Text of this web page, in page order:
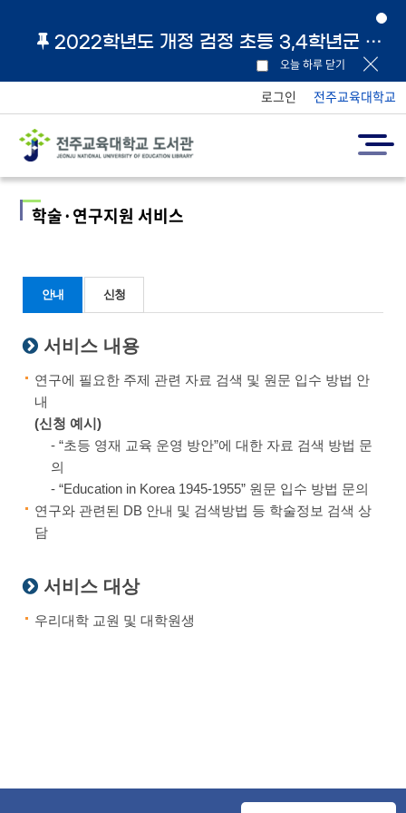
2022학년도 개정 검정 초등 3,4학년군 교과서 및 지도서 원문 링크 안내
오늘 하루 닫기
로그인 전주교육대학교
학술·연구지원 서비스
안내 신청
서비스 내용
연구에 필요한 주제 관련 자료 검색 및 원문 입수 방법 안
내
(신청 예시)
- “초등 영재 교육 운영 방안”에 대한 자료 검색 방법 문
의
- “Education in Korea 1945-1955” 원문 입수 방법 문의
연구와 관련된 DB 안내 및 검색방법 등 학술정보 검색 상
담
서비스 대상
우리대학 교원 및 대학원생